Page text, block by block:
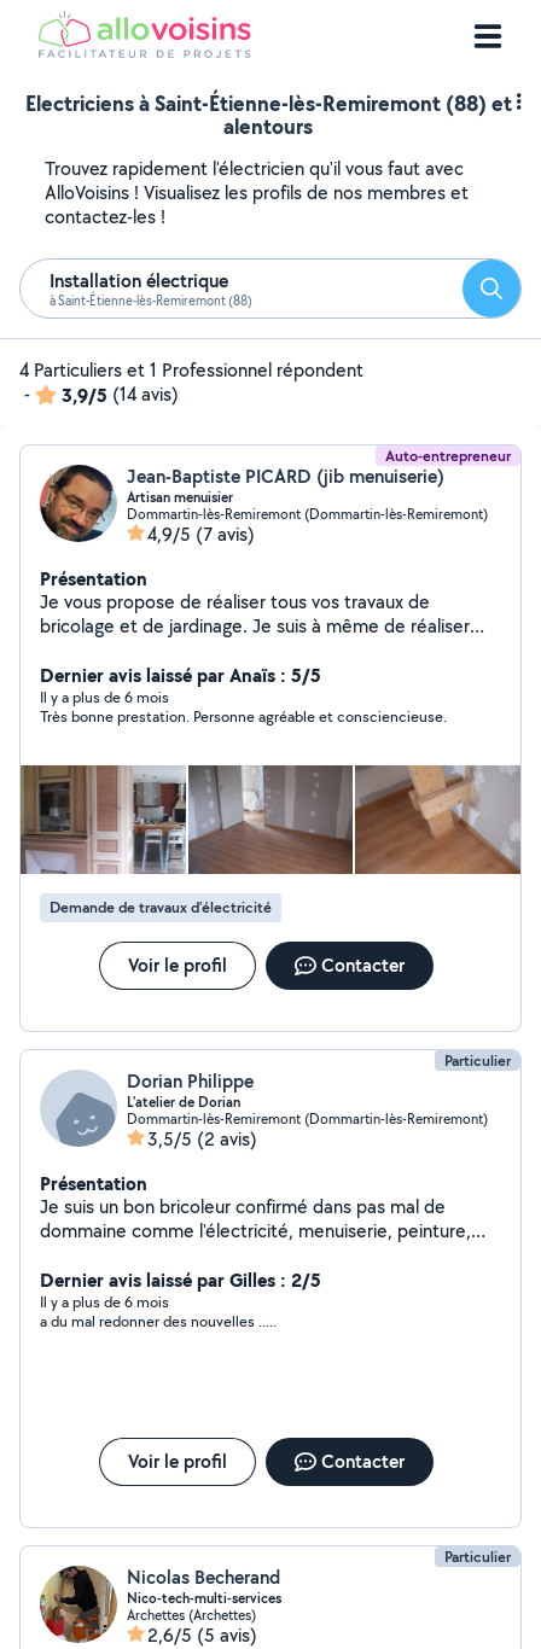
Electriciens à Saint-Étienne-lès-Remiremont (88) et
alentours
Trouvez rapidement l'électricien qu'il vous faut avec
AlloVoisins ! Visualisez les profils de nos membres et
contactez-les !
Installation électrique
à Saint-Étienne-lès-Remiremont (88)
4 Particuliers et 1 Professionnel répondent
-
3,9/5 (14 avis)
Auto-entrepreneur
Jean-Baptiste PICARD (jib menuiserie)
Artisan menuisier
Dommartin-lès-Remiremont (Dommartin-lès-Remiremont)
4,9/5 (7 avis)
Présentation
Je vous propose de réaliser tous vos travaux de
bricolage et de jardinage. Je suis à même de réaliser
carrelage, parquet, revêtements sols et murs, peinture,
plaque de plâtre, montage de meubles et serrurerie).
Compétent dans le domaine de la menuiserie, je saurai
les dépannages en tout genre : entretien des portes,
fenêtres, portes de garage et volets (réglages,
graissage, nettoyage ). Je réalise aussi les travaux de
jardinage : tonte de pelouse, taille de haies,
désherbage, nettoyage des allées,
Dernier avis laissé par Anaïs : 5/5
Il y a plus de 6 mois
Très bonne prestation. Personne agréable et consciencieuse.
Demande de travaux d’électricité
Voir le profil Contacter
Particulier
Dorian Philippe
L'atelier de Dorian
Dommartin-lès-Remiremont (Dommartin-lès-Remiremont)
3,5/5 (2 avis)
Présentation
Je suis un bon bricoleur confirmé dans pas mal de
dommaine comme l'électricité, menuiserie, peinture,
domaines
Dernier avis laissé par Gilles : 2/5
Il y a plus de 6 mois
a du mal redonner des nouvelles .....
Voir le profil Contacter
Particulier
Nicolas Becherand
Nico-tech-multi-services
Archettes (Archettes)
2,6/5 (5 avis)